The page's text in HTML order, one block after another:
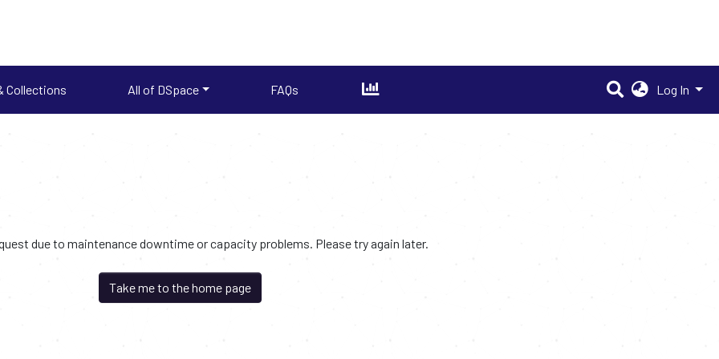
Collections All of DSpace FAQs Log In
due to maintenance downtime or capacity problems. Please try again later.
Take me to the home page